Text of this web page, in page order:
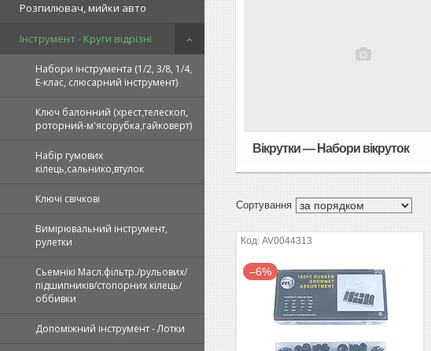
Розпилювач, мийки авто
Інструмент - Круги відрізні
Набори інструмента (1/2, 3/8, 1/4,
Е-клас, слюсарний інструмент)
Ключ балонний (хрест,телескоп,
роторний-м'ясорубка,гайковерт)
Набір гумових
кілець,сальнико,втулок
Ключі свічкові
Вимірювальний інструмент,
рулетки
Сьемнікі Масл.фільтр./рульових/
підшипників/стопорних кілець/
оббивки
Допоміжний інструмент - Лотки
Вікрутки — Набори вікруток
AV0044313
–6%